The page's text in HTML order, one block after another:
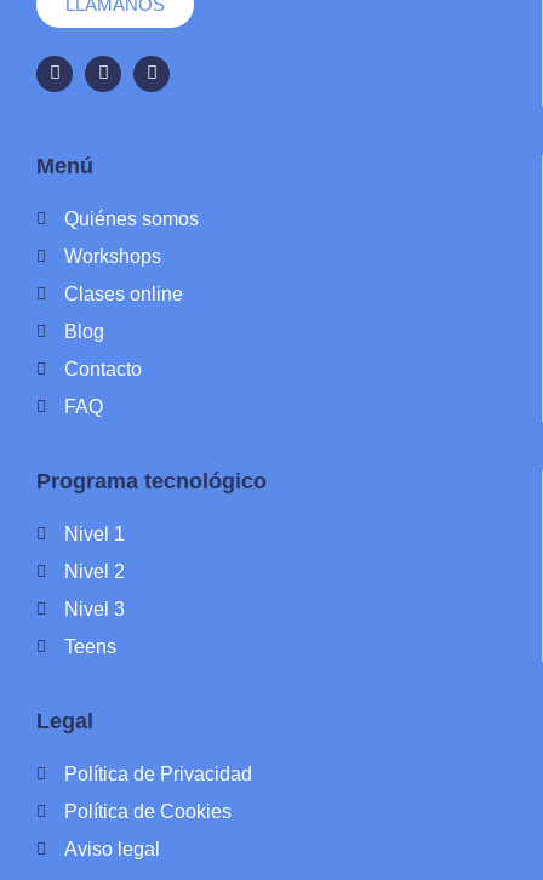
Menú
Quiénes somos
Workshops
Clases online
Blog
Contacto
FAQ
Programa tecnológico
Nivel 1
Nivel 2
Nivel 3
Teens
Legal
Política de Privacidad
Política de Cookies
Aviso legal